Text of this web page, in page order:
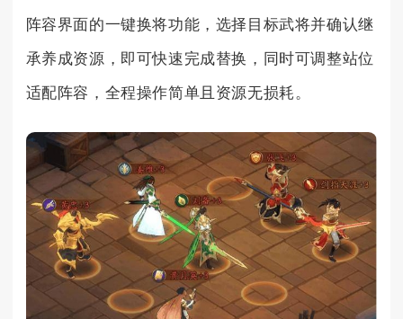
阵容界面的一键换将功能，选择目标武将并确认继
承养成资源，即可快速完成替换，同时可调整站位
适配阵容，全程操作简单且资源无损耗。